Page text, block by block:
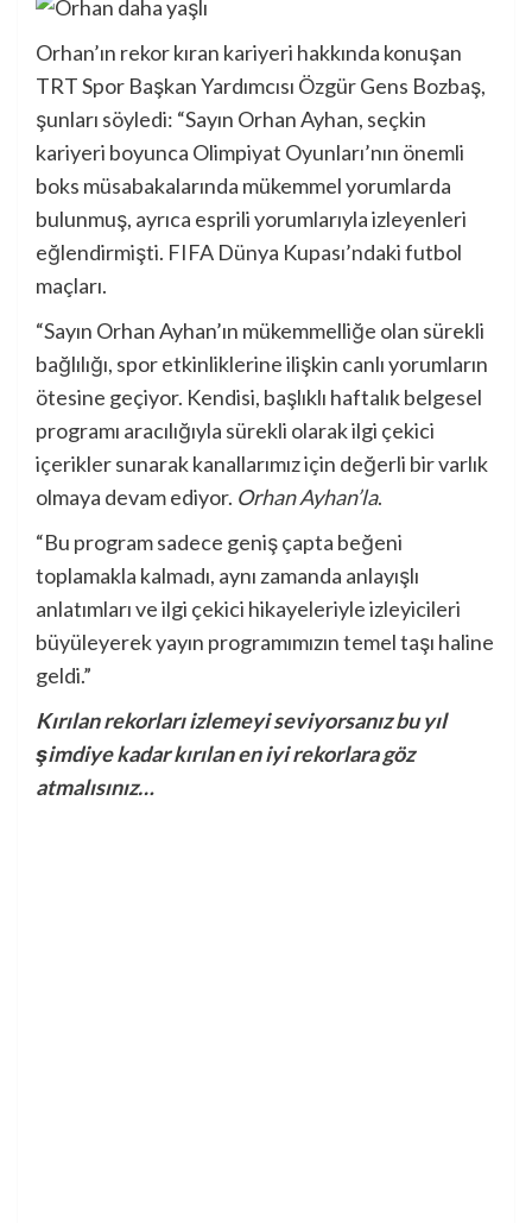
Orhan’ın rekor kıran kariyeri hakkında konuşan
TRT Spor Başkan Yardımcısı Özgür Gens Bozbaş,
şunları söyledi: “Sayın Orhan Ayhan, seçkin
kariyeri boyunca Olimpiyat Oyunları’nın önemli
boks müsabakalarında mükemmel yorumlarda
bulunmuş, ayrıca esprili yorumlarıyla izleyenleri
eğlendirmişti. FIFA Dünya Kupası’ndaki futbol
maçları.
“Sayın Orhan Ayhan’ın mükemmelliğe olan sürekli
bağlılığı, spor etkinliklerine ilişkin canlı yorumların
ötesine geçiyor. Kendisi, başlıklı haftalık belgesel
programı aracılığıyla sürekli olarak ilgi çekici
içerikler sunarak kanallarımız için değerli bir varlık
olmaya devam ediyor. Orhan Ayhan’la.
“Bu program sadece geniş çapta beğeni
toplamakla kalmadı, aynı zamanda anlayışlı
anlatımları ve ilgi çekici hikayeleriyle izleyicileri
büyüleyerek yayın programımızın temel taşı haline
geldi.”
Kırılan rekorları izlemeyi seviyorsanız bu yıl
şimdiye kadar kırılan en iyi rekorlara göz
atmalısınız…